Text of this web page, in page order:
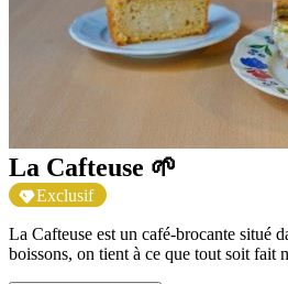
La Cafteuse 🌱
Exclusif
La Cafteuse est un café-brocante situé
boissons, on tient à ce que tout soit fait